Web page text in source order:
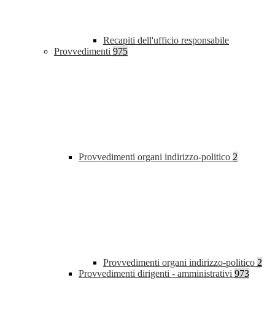
Recapiti dell'ufficio responsabile
Provvedimenti 975
Provvedimenti organi indirizzo-politico 2
Provvedimenti organi indirizzo-politico 2
Provvedimenti dirigenti - amministrativi 973